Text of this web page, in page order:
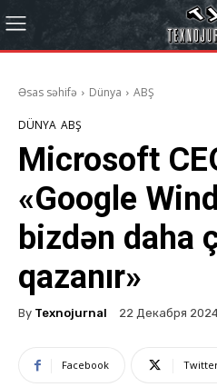
Əsas səhifə Dünya ABŞ
DÜNYA ABŞ
Microsoft
«Google
bizdən daha
qazanır»
By Texnojurnal 22 Декабря
Facebook